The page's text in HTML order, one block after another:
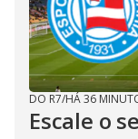
DO R7/HÁ 36
Escale o